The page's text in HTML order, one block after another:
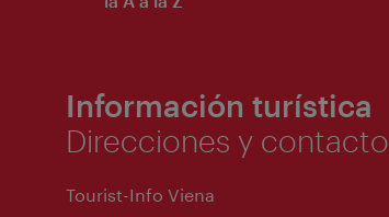
Información turística
Direcciones y contacto
Tourist-Info Viena